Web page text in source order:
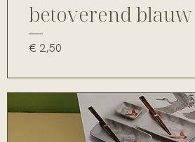
betoverend blauw
Prijs
€ 2,50